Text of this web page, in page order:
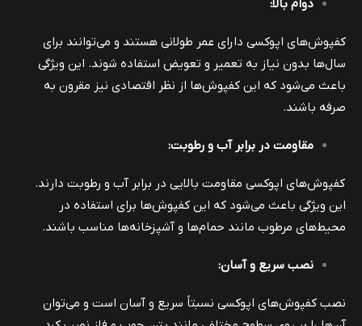
دوام بالا:
کفپوش‌های اپوکسی دارای عمر طولانی هستند و می‌توانند برای
سال‌ها بدون نیاز به تعمیر و تعویض استفاده شوند. این ویژگی
باعث می‌شود که این کفپوش‌ها از نظر اقتصادی نیز مقرون به
صرفه باشند.
مقاومت در برابر آب و رطوبت:
کفپوش‌های اپوکسی مقاومت بالایی در برابر آب و رطوبت دارند.
این ویژگی باعث می‌شود که این کفپوش‌ها برای استفاده در
محیط‌های مرطوب مانند حمام‌ها و آشپزخانه‌ها مناسب باشند.
نصب سریع و آسان:
نصب کفپوش‌های اپوکسی نسبتاً سریع و آسان است و می‌توان